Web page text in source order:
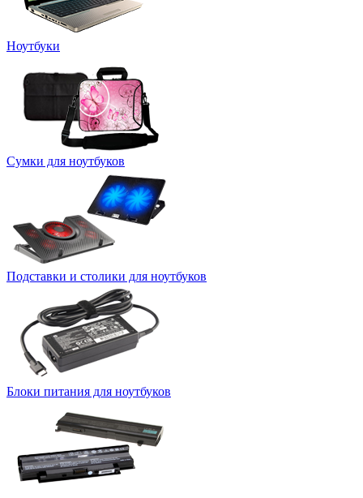
Ноутбуки
Сумки для ноутбуков
Подставки и столики для ноутбуков
Блоки питания для ноутбуков